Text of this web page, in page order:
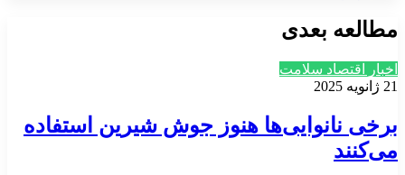
مطالعه بعدی
اخبار اقتصاد سلامت
21 ژانویه 2025
برخی نانوایی‌ها هنوز جوش شیرین استفاده
می‌کنند